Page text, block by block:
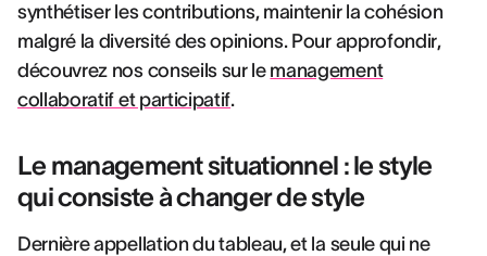
synthétiser les contributions, maintenir la cohésion
malgré la diversité des opinions. Pour approfondir,
découvrez nos conseils sur le management
collaboratif et participatif.
Le management situationnel : le style
qui consiste à changer de style
Dernière appellation du tableau, et la seule qui ne